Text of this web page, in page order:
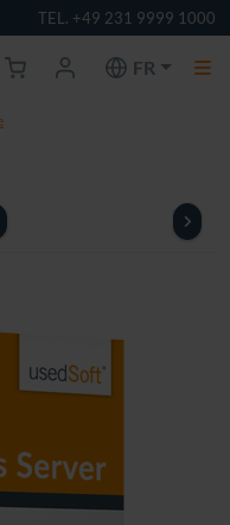
TEL. +49 231 9999 1000
FR